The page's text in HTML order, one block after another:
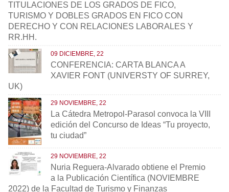
TITULACIONES DE LOS GRADOS DE FICO,
TURISMO Y DOBLES GRADOS EN FICO CON
DERECHO Y CON RELACIONES LABORALES Y
RR.HH.
09 DICIEMBRE, 22
CONFERENCIA: CARTA BLANCA A
XAVIER FONT (UNIVERSTY OF SURREY,
UK)
29 NOVIEMBRE, 22
La Cátedra Metropol-Parasol convoca la VIII
edición del Concurso de Ideas “Tu proyecto,
tu ciudad”
29 NOVIEMBRE, 22
Nuria Reguera-Alvarado obtiene el Premio
a la Publicación Científica (NOVIEMBRE
2022) de la Facultad de Turismo y Finanzas